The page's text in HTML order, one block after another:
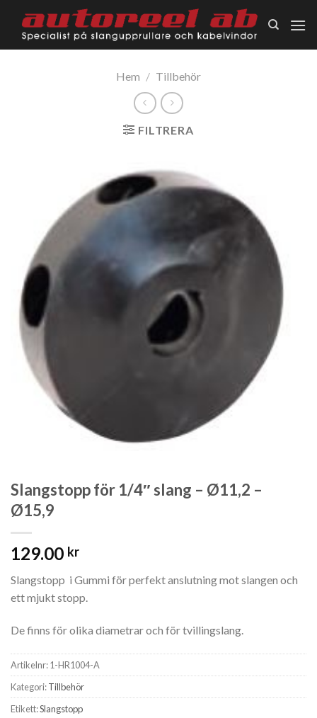
content
Hem / Tillbehör
FILTRERA
Slangstopp för 1/4″ slang – Ø11,2 –
Ø15,9
129.00 kr
Slangstopp i Gummi för perfekt anslutning mot slangen och
ett mjukt stopp.
De finns för olika diametrar och för tvillingslang.
Artikelnr:1-HR1004-A
Kategori:Tillbehör
Etikett:Slangstopp